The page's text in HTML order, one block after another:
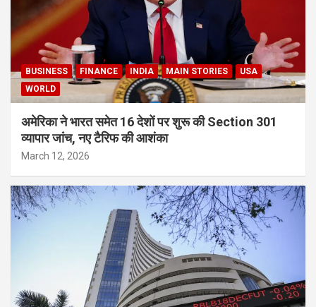
BUSINESS FINANCE INDIA MAIN STORIES
USA
WORLD
अमेरिका ने भारत समेत 16 देशों पर शुरू की Section 301
व्यापार जांच, नए टैरिफ की आशंका
March 12, 2026